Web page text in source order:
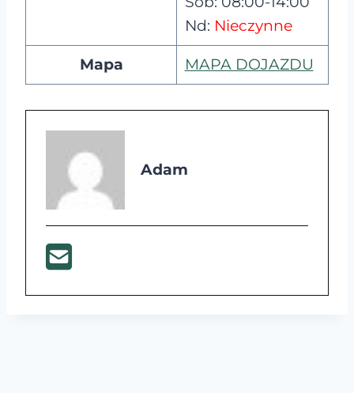
Nd: Nieczynne
Mapa MAPA DOJAZDU
Adam